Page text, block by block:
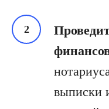
выписки